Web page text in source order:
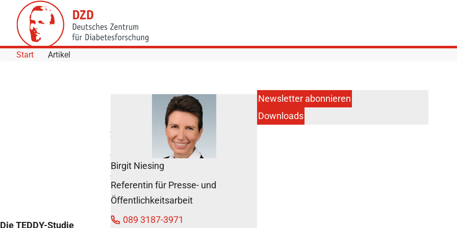
Skip to Content
Start Artikel
Ausbruch
von
Typ-1 nicht
unbedingt
virusbedingt
8. Mai 2013
Die TEDDY-Studie
Birgit Niesing
Referentin für Presse- und
Öffentlichkeitsarbeit
089 3187-3971
Newsletter abonnieren
Downloads